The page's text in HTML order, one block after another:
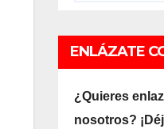
ENLÁZATE
¿Quieres
nosotros?